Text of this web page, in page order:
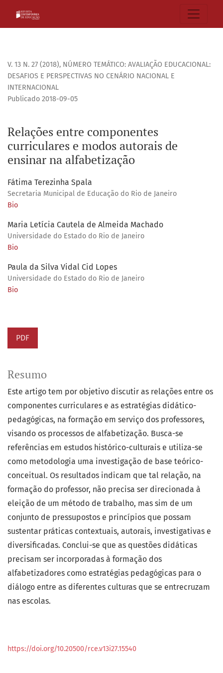
V. 13 N. 27 (2018), NÚMERO TEMÁTICO: AVALIAÇÃO EDUCACIONAL:
DESAFIOS E PERSPECTIVAS NO CENÁRIO NACIONAL E
INTERNACIONAL
Relações entre componentes
curriculares e modos autorais de
ensinar na alfabetização
Publicado 2018-09-05
Fátima Terezinha Spala
Secretaria Municipal de Educação do Rio de Janeiro
Bio
Maria Letícia Cautela de Almeida Machado
Universidade do Estado do Rio de Janeiro
Bio
Paula da Silva Vidal Cid Lopes
Universidade do Estado do Rio de Janeiro
Bio
PDF
Resumo
Este artigo tem por objetivo discutir as relações entre os
componentes curriculares e as estratégias didático-
pedagógicas, na formação em serviço dos professores,
visando os processos de alfabetização. Busca-se
referências em estudos histórico-culturais e utiliza-se
como metodologia uma investigação de base teórico-
conceitual. Os resultados indicam que tal relação, na
formação do professor, não precisa ser direcionada à
eleição de um método de trabalho, mas sim de um
conjunto de pressupostos e princípios que possam
sustentar práticas contextuais, autorais, investigativas e
diversificadas. Conclui-se que as questões didáticas
precisam ser incorporadas à formação dos
alfabetizadores como estratégias pedagógicas para o
diálogo entre as diferentes culturas que se entrecruzam
nas escolas.
https://doi.org/10.20500/rce.v13i27.15540